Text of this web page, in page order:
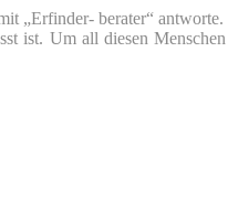
berater“
ist. Um all diesen